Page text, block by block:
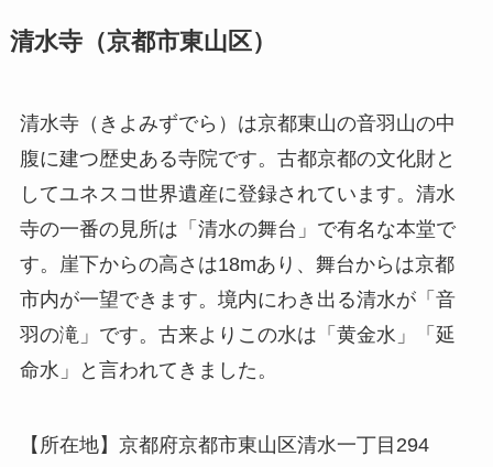
清水寺（京都市東山区）
清水寺（きよみずでら）は京都東山の音羽山の中
腹に建つ歴史ある寺院です。古都京都の文化財と
してユネスコ世界遺産に登録されています。清水
寺の一番の見所は「清水の舞台」で有名な本堂で
す。崖下からの高さは18mあり、舞台からは京都
市内が一望できます。境内にわき出る清水が「音
羽の滝」です。古来よりこの水は「黄金水」「延
命水」と言われてきました。
【所在地】京都府京都市東山区清水一丁目294